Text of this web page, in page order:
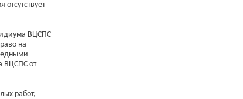
ВЦСПС
на
ВЦСПС от
работ,